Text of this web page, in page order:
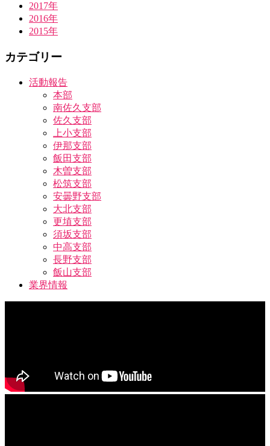
2017年
2016年
2015年
カテゴリー
活動報告
本部
南佐久支部
佐久支部
上小支部
伊那支部
飯田支部
木曽支部
松筑支部
安曇野支部
大北支部
更埴支部
須坂支部
中高支部
長野支部
飯山支部
業界情報